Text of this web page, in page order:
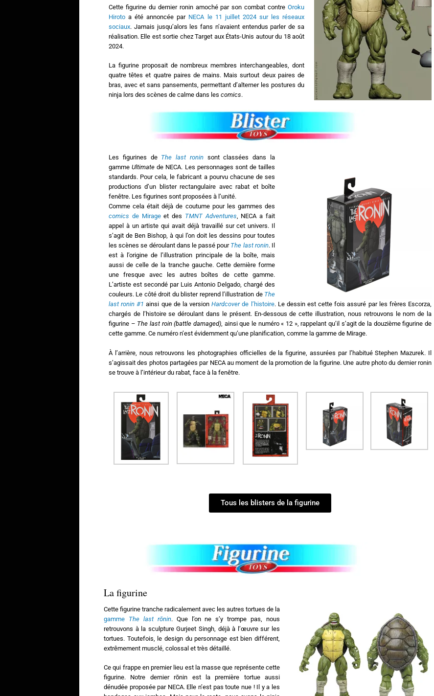
Cette figurine du dernier ronin amoché par son combat contre Oroku
Hiroto a été annoncée par NECA le 11 juillet 2024 sur les réseaux
sociaux. Jamais jusqu’alors les fans n’avaient entendus parler de sa
réalisation. Elle est sortie chez Target aux États-Unis autour du 18 août
2024.
La figurine proposait de nombreux membres interchangeables, dont
quatre têtes et quatre paires de mains. Mais surtout deux paires de
bras, avec et sans pansements, permettant d’alterner les postures du
ninja lors des scènes de calme dans les comics.
Les figurines de The last roninsont classées dans la
gammeUltimate de NECA. Les personnages sont de tailles
standards. Pour cela, le fabricant a pourvu chacune de ses
productions d’un blister rectangulaire avec rabat et boîte
fenêtre. Les figurines sont proposées à l’unité.
Comme cela était déjà de coutume pour les gammes des
comics de Mirageet des TMNT Adventures, NECA a fait
appel à un artiste qui avait déjà travaillé sur cet univers. Il
s’agit de Ben Bishop, à qui l’on doit les dessins pour toutes
les scènes se déroulant dans le passé pour The last ronin. Il
est à l’origine de l’illustration principale de la boîte, mais
aussi de celle de la tranche gauche. Cette dernière forme
une fresque avec les autres boîtes de cette gamme.
L’artiste est secondé par Luis Antonio Delgado, chargé des
couleurs. Le côté droit du blister reprend l’illustration de The
last ronin #1 ainsi que de la versionHardcoverde l’histoire. Le dessin est cette fois assuré par les frères Escorza,
chargés de l’histoire se déroulant dans le présent. En-dessous de cette illustration, nous retrouvons le nom de la
figurine – The last roin (battle damaged), ainsi que le numéro « 12 », rappelant qu’il s’agit de la douzième figurine de
cette gamme. Ce numéro n’est évidemment qu’une planification, comme la gamme de Mirage.
À l’arrière, nous retrouvons les photographies officielles de la figurine, assurées par l’habitué Stephen Mazurek. Il
s’agissait des photos partagées par NECA au moment de la promotion de la figurine. Une autre photo du dernier ronin
se trouve à l’intérieur du rabat, face à la fenêtre.
Tous les blisters de la figurine
La figurine
Cette figurine tranche radicalement avec les autres tortues de la
gamme The last rōnin. Que l’on ne s’y trompe pas, nous
retrouvons à la sculpture Gurjeet Singh, déjà à l’œuvre sur les
tortues. Toutefois, le design du personnage est bien différent,
extrêmement musclé, colossal et très détaillé.
Ce qui frappe en premier lieu est la masse que représente cette
figurine. Notre dernier rōnin est la première tortue aussi
dénudée proposée par NECA. Elle n’est pas toute nue ! Il y a les